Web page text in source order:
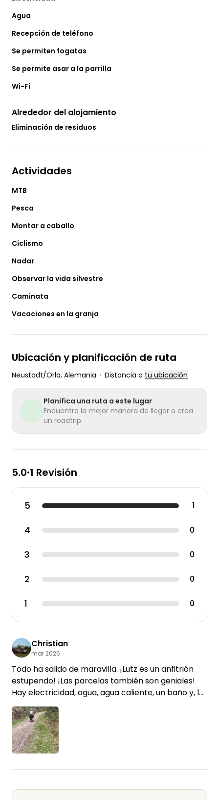
Agua
Recepción de teléfono
Se permiten fogatas
Se permite asar a la parrilla
Wi-Fi
Alrededor del alojamiento
Eliminación de residuos
Actividades
MTB
Pesca
Montar a caballo
Ciclismo
Nadar
Observar la vida silvestre
Caminata
Vacaciones en la granja
Ubicación y planificación de ruta
Neustadt/Orla, Alemania • Distancia a tu ubicación
Planifica una ruta a este lugar
Encuentra la mejor manera de llegar o crea
un roadtrip.
5.0•1 Revisión
5 1
4 0
3 0
2 0
1 0
Christian
mar 2026
Todo ha salido de maravilla. ¡Lutz es un anfitrión
estupendo! ¡Las parcelas también son geniales!
Hay electricidad, agua, agua caliente, un baño y, lo
mejor de todo, el centro ecuestre. Nuestra hija
aprovechó la oportunidad al instante y se fue a
dar un paseo con un poni por el precioso bosque.
¡Volveremos encantados!